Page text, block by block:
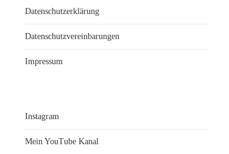
Datenschutzerklärung
Datenschutzvereinbarungen
Impressum
Instagram
Mein YouTube Kanal